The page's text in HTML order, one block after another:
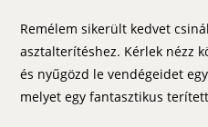
Remélem sikerült kedvet
asztalterítéshez. Kérlek nézz
és nyűgözd le vendégeidet
melyet egy fantasztikus